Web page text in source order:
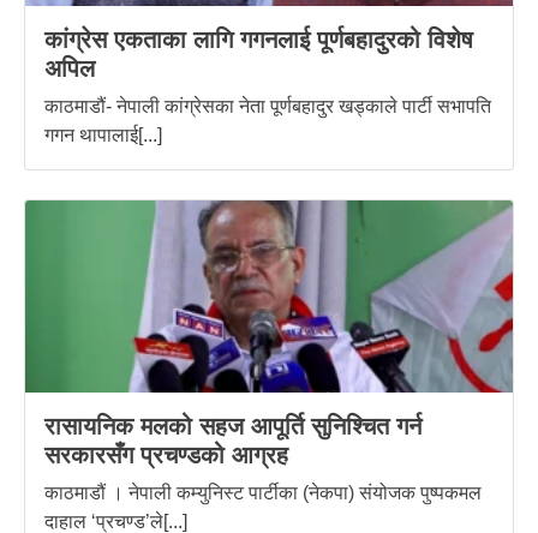
कांग्रेस एकताका लागि गगनलाई पूर्णबहादुरको विशेष
अपिल
काठमाडौं- नेपाली कांग्रेसका नेता पूर्णबहादुर खड्काले पार्टी सभापति
गगन थापालाई[...]
रासायनिक मलको सहज आपूर्ति सुनिश्चित गर्न
सरकारसँग प्रचण्डको आग्रह
काठमाडौं । नेपाली कम्युनिस्ट पार्टीका (नेकपा) संयोजक पुष्पकमल
दाहाल ‘प्रचण्ड’ले[...]